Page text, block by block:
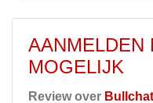
AANMELDEN
MOGELIJK
Review over Bullchat